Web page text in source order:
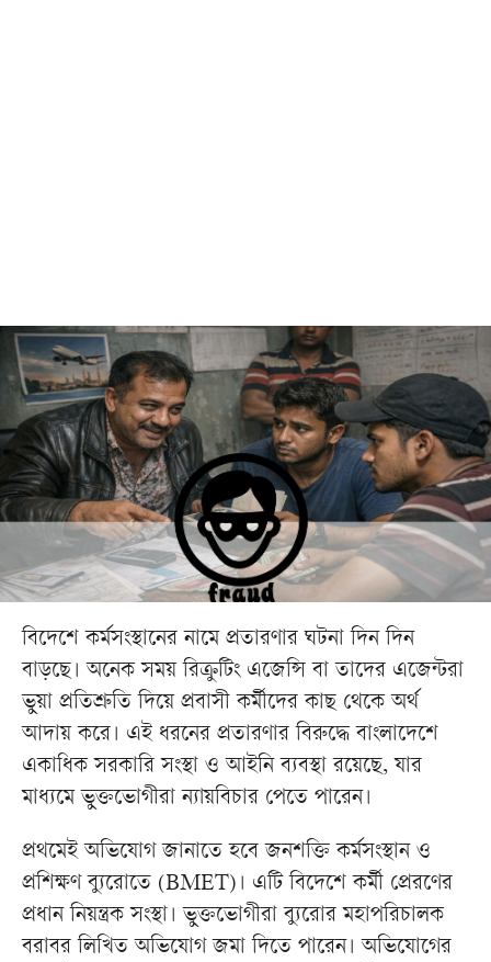
বিদেশে কর্মসংস্থানের নামে প্রতারণার ঘটনা দিন দিন
বাড়ছে। অনেক সময় রিক্রুটিং এজেন্সি বা তাদের এজেন্টরা
ভুয়া প্রতিশ্রুতি দিয়ে প্রবাসী কর্মীদের কাছ থেকে অর্থ
আদায় করে। এই ধরনের প্রতারণার বিরুদ্ধে বাংলাদেশে
একাধিক সরকারি সংস্থা ও আইনি ব্যবস্থা রয়েছে, যার
মাধ্যমে ভুক্তভোগীরা ন্যায়বিচার পেতে পারেন।
প্রথমেই অভিযোগ জানাতে হবে জনশক্তি কর্মসংস্থান ও
প্রশিক্ষণ ব্যুরোতে (BMET)। এটি বিদেশে কর্মী প্রেরণের
প্রধান নিয়ন্ত্রক সংস্থা। ভুক্তভোগীরা ব্যুরোর মহাপরিচালক
বরাবর লিখিত অভিযোগ জমা দিতে পারেন। অভিযোগের